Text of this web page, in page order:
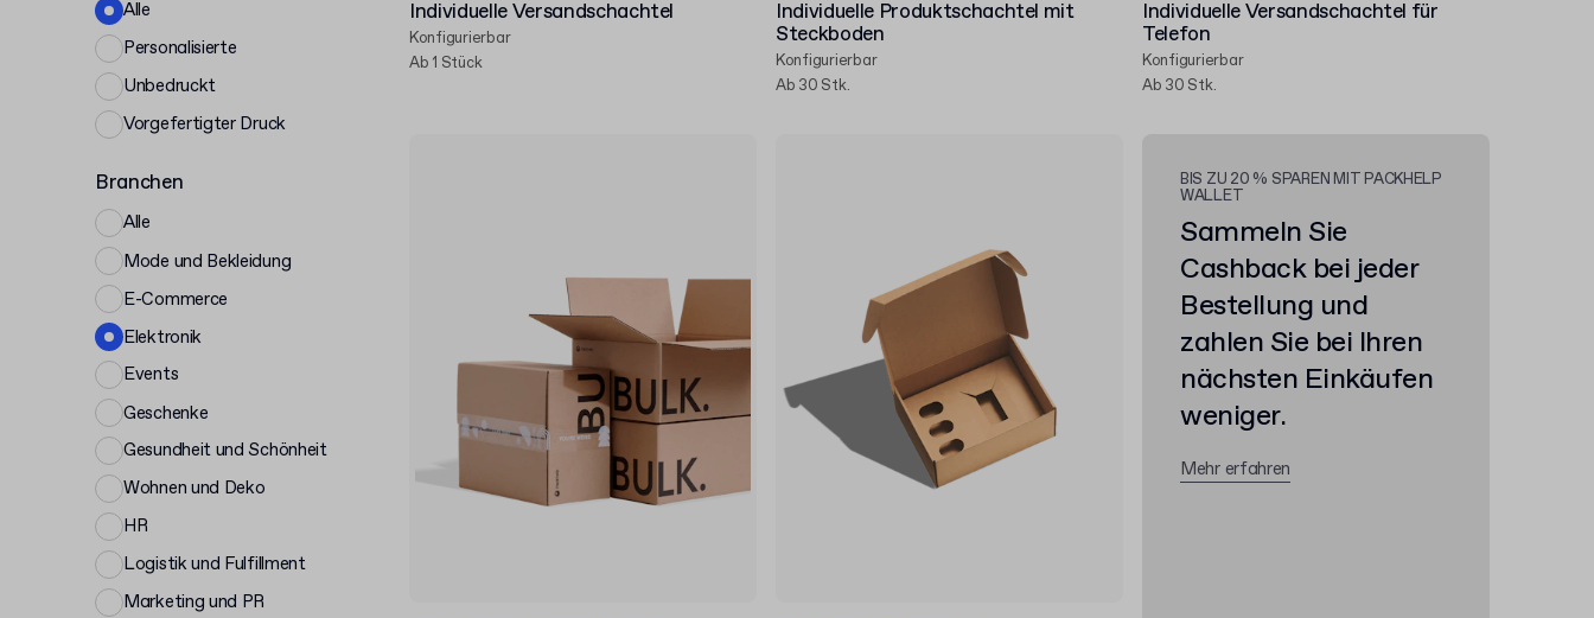
Alle
Personalisierte
Unbedruckt
Vorgefertigter Druck
Branchen
Alle
Mode und Bekleidung
E-Commerce
Elektronik
Events
Geschenke
Gesundheit und Schönheit
Wohnen und Deko
HR
Logistik und Fulfillment
Marketing und PR
Individuelle Versandschachtel
Konfigurierbar
Ab 1 Stück
Individuelle Produktschachtel mit
Steckboden
Konfigurierbar
Ab 30 Stk.
Individuelle Versandschachtel für
Telefon
Konfigurierbar
Ab 30 Stk.
BIS ZU 20 % SPAREN MIT PACKHELP
WALLET
Sammeln Sie
Cashback bei jeder
Bestellung und
zahlen Sie bei Ihren
nächsten Einkäufen
weniger.
Mehr erfahren